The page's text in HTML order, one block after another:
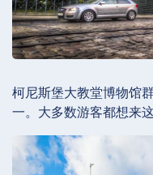
柯尼斯堡大教堂博物馆
一。大多数游客都想来这